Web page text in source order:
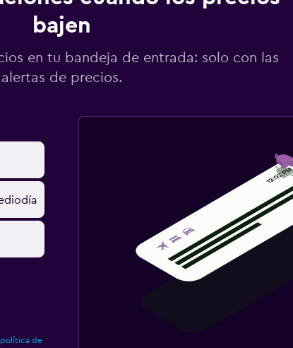
bajen
en tu bandeja de entrada: solo con las
alertas de precios.
política de